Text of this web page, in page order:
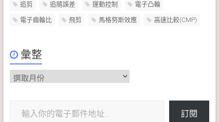
追剪 追隨誤差 運動控制 電子凸輪
電子齒輪比 飛剪 馬格努斯效應 高速比較(CMP)
彙整
彙
整
訂閱